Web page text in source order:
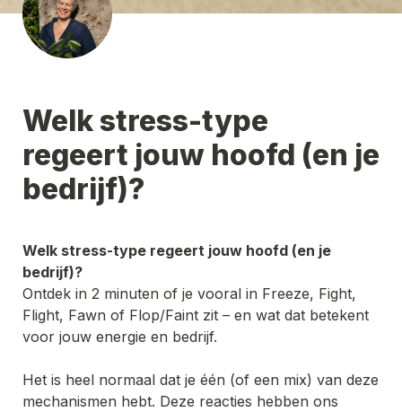
Welk stress-type
regeert jouw hoofd (en je
bedrijf)?
Welk stress-type regeert jouw hoofd (en je
bedrijf)?
Ontdek in 2 minuten of je vooral in Freeze, Fight,
Flight, Fawn of Flop/Faint zit – en wat dat betekent
voor jouw energie en bedrijf.
Het is heel normaal dat je één (of een mix) van deze
mechanismen hebt. Deze reacties hebben ons